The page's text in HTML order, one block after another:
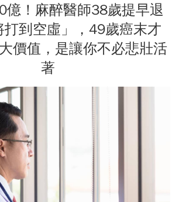
億！麻醉醫師38歲提早退
打到空虛」，49歲癌末才
價值，是讓你不必悲壯活
著